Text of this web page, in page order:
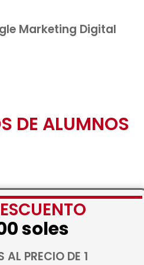
Marketing Digital
DE ALUMNOS
soles
AL PRECIO DE 1